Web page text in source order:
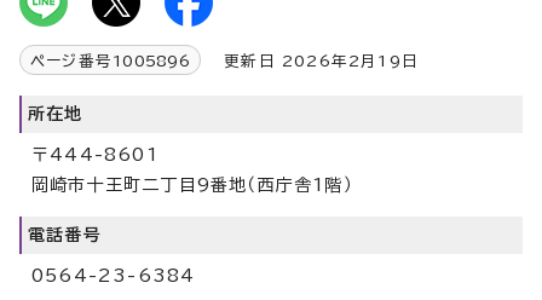
ページ番号 1005896 更新日 2026年2月19日
所在地
〒444-8601
岡崎市十王町二丁目9番地（西庁舎1階）
電話番号
0564-23-6384